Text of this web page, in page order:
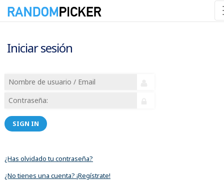
Iniciar sesión
SIGN IN
¿Has olvidado tu contraseña?
¿No tienes una cuenta? ¡Regístrate!